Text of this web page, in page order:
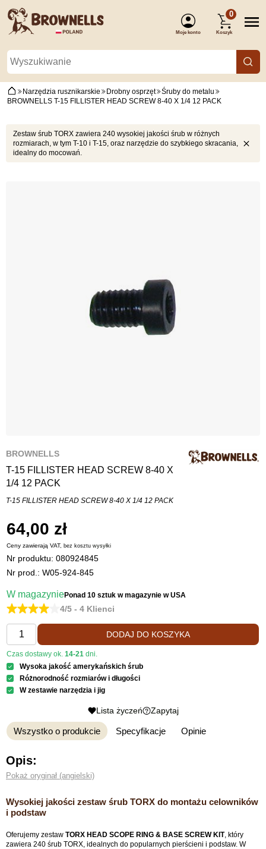
Moje konto
0
Koszyk
Narzędzia rusznikarskie Drobny osprzęt
Śruby do metalu
BROWNELLS T-15 FILLISTER HEAD SCREW 8-40 X 1/4 12 PACK
Zestaw śrub TORX zawiera 240 wysokiej jakości śrub w różnych
rozmiarach, w tym T-10 i T-15, oraz narzędzie do szybkiego skracania,
idealny do mocowań.
BROWNELLS
T-15 FILLISTER HEAD SCREW 8-40 X
1/4 12 PACK
T-15 FILLISTER HEAD SCREW 8-40 X 1/4 12 PACK
64,00 zł
Ceny zawierają VAT,bez kosztuwysyłki
Nr produktu:080924845
Nr prod.: W05-924-845
W magazyniePonad 10 sztukw magazynie w USA
4/5 - 4 Klienci
DODAJ DO KOSZYKA
Czas dostawy ok.14-21 dni.
Wysoka jakość amerykańskich śrub
Różnorodność rozmiarów i długości
W zestawie narzędzia i jig
Lista życzeń Zapytaj
Wszystko o produkcie Specyfikacje Opinie
Opis:
Pokaż oryginał (angielski)
Wysokiej jakości zestaw śrub TORX do montażu celowników
i podstaw
Oferujemy zestaw TORX HEAD SCOPE RING & BASE SCREW KIT, który
zawiera 240 śrub TORX, idealnych do popularnych pierścieni i podstaw. W